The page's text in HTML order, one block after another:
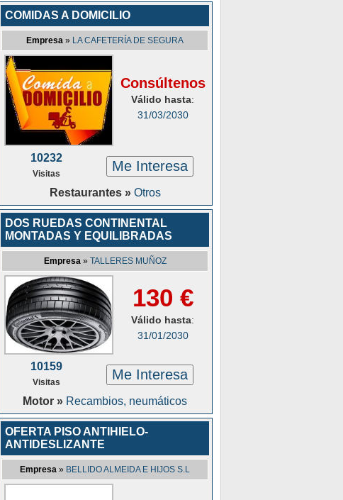
COMIDAS A DOMICILIO
Empresa » LA CAFETERÍA DE SEGURA
Consúltenos
Válido hasta:
31/03/2030
10232
Visitas Me Interesa
Restaurantes » Otros
DOS RUEDAS CONTINENTAL
MONTADAS Y EQUILIBRADAS
Empresa» TALLERES MUÑOZ
130 €
Válido hasta:
31/01/2030
10159
Visitas Me Interesa
Motor » Recambios, neumáticos
OFERTA PISO ANTIHIELO-
ANTIDESLIZANTE
Empresa » BELLIDO ALMEIDA E HIJOS S.L